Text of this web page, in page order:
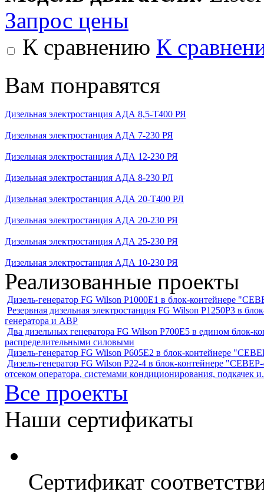
Запрос цены
К сравнению К
Вам понравятся
Дизельная электростанция АДА 8,5-Т400 РЯ
Дизельная электростанция АДА 7-230 РЯ
Дизельная электростанция АДА 12-230 РЯ
Дизельная электростанция АДА 8-230 РЛ
Дизельная электростанция АДА 20-Т400 РЛ
Дизельная электростанция АДА 20-230 РЯ
Дизельная электростанция АДА 25-230 РЯ
Дизельная электростанция АДА 10-230 РЯ
Реализованные проекты
Дизель-генератор FG Wilson P1000E1 в блок-контейнере
Резервная дизельная электростанция FG Wilson P1250Р3 в
генератора и АВР
Два дизельных генератора FG Wilson P700E5 в едином
распределительными силовыми
Дизель-генератор FG Wilson P605Е2 в блок-контейнере
Дизель-генератор FG Wilson P22-4 в блок-контейнере
отсеком оператора, системами кондиционирования, подкачек
Все проекты
Наши сертификаты
Сертификат